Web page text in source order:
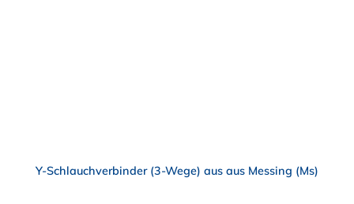
Y-Schlauchverbinder (3-Wege) aus aus Messing (Ms)